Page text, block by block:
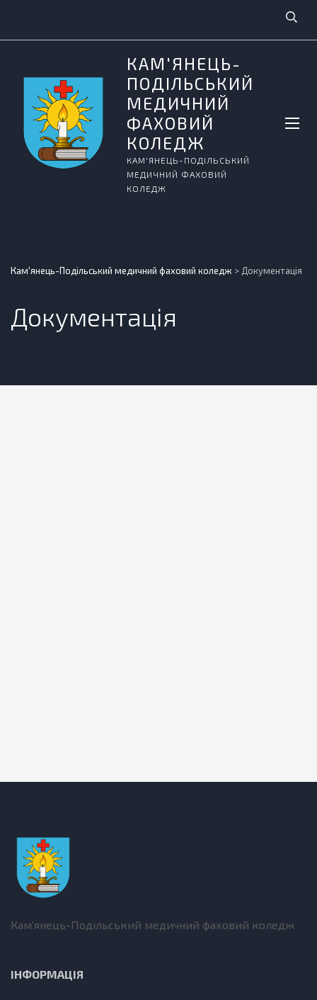
КАМ'ЯНЕЦЬ-
ПОДІЛЬСЬКИЙ
МЕДИЧНИЙ
ФАХОВИЙ
КОЛЕДЖ
КАМ'ЯНЕЦЬ-ПОДІЛЬСЬКИЙ
МЕДИЧНИЙ ФАХОВИЙ
КОЛЕДЖ
Кам'янець-Подільський медичний фаховий коледж > Документація
Документація
Кам’янець-Подільський медичний фаховий коледж
ІНФОРМАЦІЯ